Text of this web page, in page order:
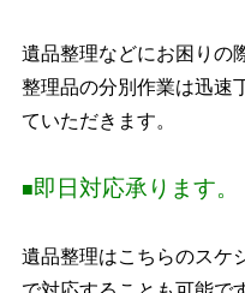
遺品整理などにお困りの
整理品の分別作業は迅速
ていただきます。
■即日対応承ります。
遺品整理はこちらのスケ